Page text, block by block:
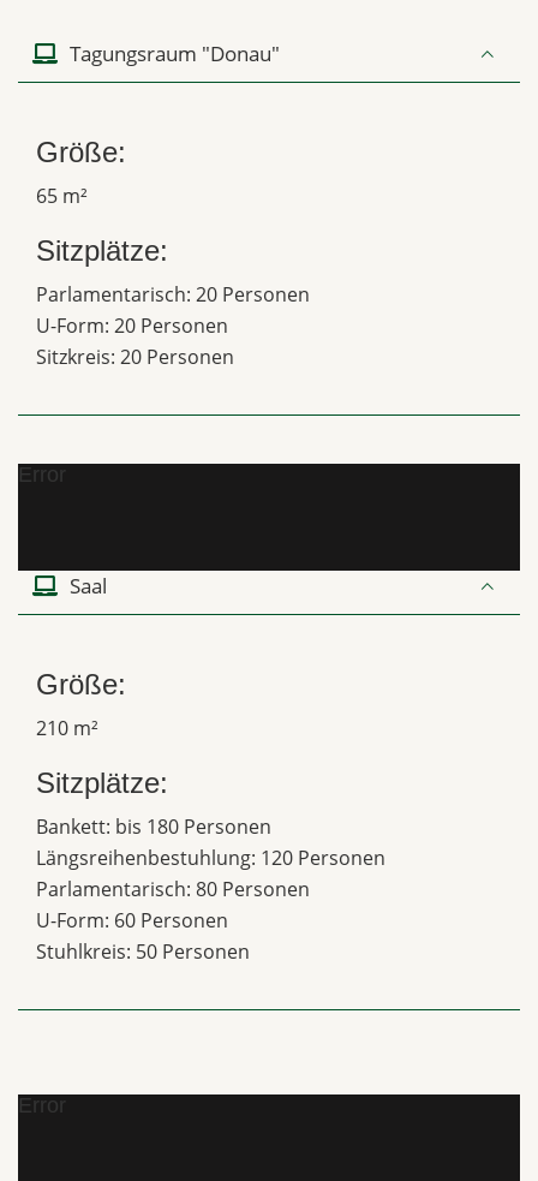
Tagungsraum "Donau"
Größe:
65 m²
Sitzplätze:
Parlamentarisch: 20 Personen
U-Form: 20 Personen
Sitzkreis: 20 Personen
Error
Saal
Größe:
210 m²
Sitzplätze:
Bankett: bis 180 Personen
Längsreihenbestuhlung: 120 Personen
Parlamentarisch: 80 Personen
U-Form: 60 Personen
Stuhlkreis: 50 Personen
Error